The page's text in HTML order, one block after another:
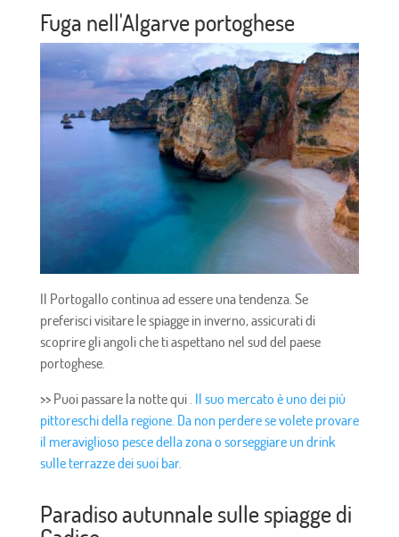
Fuga nell'Algarve portoghese
Il Portogallo continua ad essere una tendenza. Se
preferisci visitare le spiagge in inverno, assicurati di
scoprire gli angoli che ti aspettano nel sud del paese
portoghese.
>> Puoi passare la notte qui . Il suo mercato è uno dei più
pittoreschi della regione. Da non perdere se volete provare
il meraviglioso pesce della zona o sorseggiare un drink
sulle terrazze dei suoi bar.
Paradiso autunnale sulle spiagge di